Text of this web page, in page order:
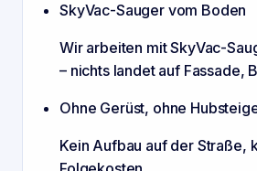
SkyVac-Sauger vom Boden
Wir arbeiten mit SkyVac-
– nichts landet auf Fassade,
Ohne Gerüst, ohne
Kein Aufbau auf der Straße,